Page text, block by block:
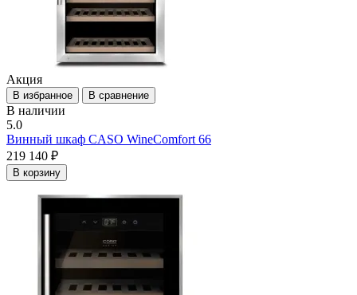
Акция
В избранное В сравнение
В наличии
5.0
Винный шкаф CASO WineComfort 66
219 140 ₽
В корзину